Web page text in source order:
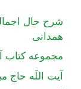
شرح حال
همدانی
مجموعه کتاب
آیت اللَه حاج